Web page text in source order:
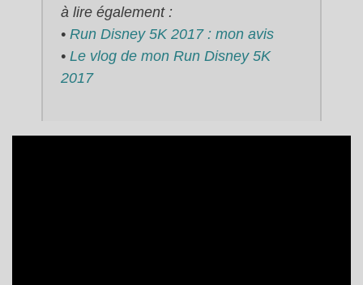
à lire également :
• Run Disney 5K 2017 : mon avis
• Le vlog de mon Run Disney 5K
2017